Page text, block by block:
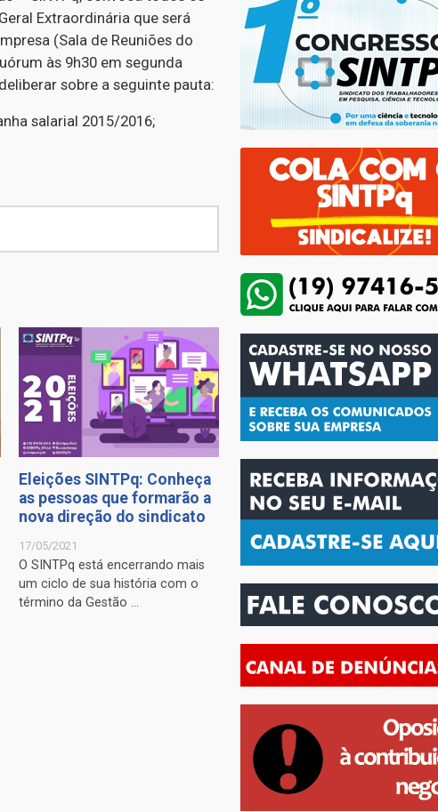
Extraordinária que será
(Sala de Reuniões do
às 9h30 em segunda
sobre a seguinte pauta:
salarial 2015/2016;
Eleições SINTPq: Conheça
as pessoas que formarão a
nova direção do sindicato
17/05/2021
O SINTPq está encerrando mais
um ciclo de sua história com o
término da Gestão ...